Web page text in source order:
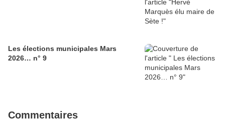
Les élections municipales Mars
2026… n° 9
Commentaires